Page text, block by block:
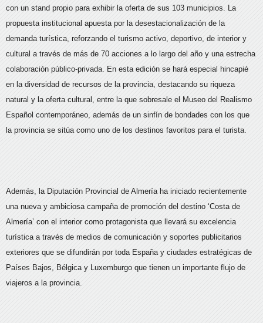
con un stand propio para exhibir la oferta de sus 103 municipios. La
propuesta institucional apuesta por la desestacionalización de la
demanda turística, reforzando el turismo activo, deportivo, de interior y
cultural a través de más de 70 acciones a lo largo del año y una estrecha
colaboración público-privada. En esta edición se hará especial hincapié
en la diversidad de recursos de la provincia, destacando su riqueza
natural y la oferta cultural, entre la que sobresale el Museo del Realismo
Español contemporáneo, además de un sinfín de bondades con los que
la provincia se sitúa como uno de los destinos favoritos para el turista.
Además, la Diputación Provincial de Almería ha iniciado recientemente
una nueva y ambiciosa campaña de promoción del destino ‘Costa de
Almería’ con el interior como protagonista que llevará su excelencia
turística a través de medios de comunicación y soportes publicitarios
exteriores que se difundirán por toda España y ciudades estratégicas de
Países Bajos, Bélgica y Luxemburgo que tienen un importante flujo de
viajeros a la provincia.